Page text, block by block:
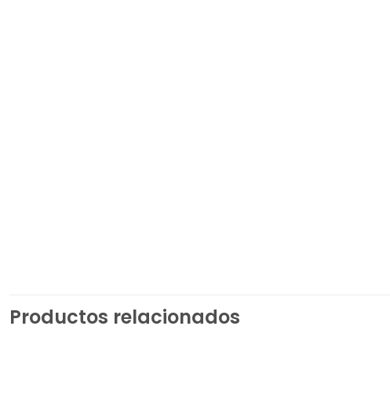
Productos relacionados